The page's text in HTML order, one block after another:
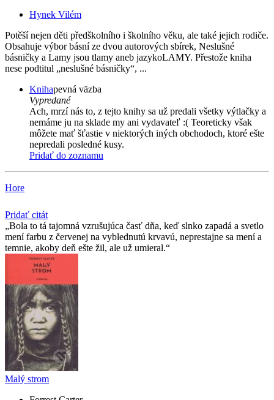
Hynek Vilém
Potěší nejen děti předškolního i školního věku, ale také jejich rodiče.
Obsahuje výbor básní ze dvou autorových sbírek, Neslušné
básničky a Lamy jsou tlamy aneb jazykoLAMY. Přestože kniha
nese podtitul „neslušné básničky“, ...
Knihapevná väzba
Vypredané
Ach, mrzí nás to, z tejto knihy sa už predali všetky výtlačky a
nemáme ju na sklade my ani vydavateľ :( Teoreticky však
môžete mať šťastie v niektorých iných obchodoch, ktoré ešte
nepredali posledné kusy.
Pridať do zoznamu
Hore
Pridať citát
Bola to tá tajomná vzrušujúca časť dňa, keď slnko zapadá a svetlo
mení farbu z červenej na vyblednutú krvavú, neprestajne sa mení a
temnie, akoby deň ešte žil, ale už umieral.
Malý strom